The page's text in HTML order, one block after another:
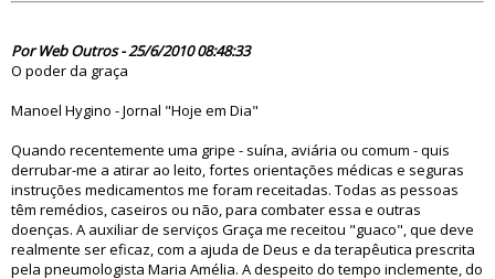
Por Web Outros - 25/6/2010 08:48:33
O poder da graça
Manoel Hygino - Jornal "Hoje em Dia"
Quando recentemente uma gripe - suína, aviária ou comum - quis
derrubar-me a atirar ao leito, fortes orientações médicas e seguras
instruções medicamentos me foram receitadas. Todas as pessoas
têm remédios, caseiros ou não, para combater essa e outras
doenças. A auxiliar de serviços Graça me receitou "guaco", que deve
realmente ser eficaz, com a ajuda de Deus e da terapêutica prescrita
pela pneumologista Maria Amélia. A despeito do tempo inclemente, do